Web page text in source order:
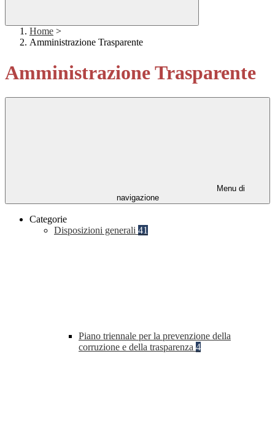
Home >
Amministrazione Trasparente
Amministrazione Trasparente
Menu di
navigazione
Categorie
Disposizioni generali 41
Piano triennale per la prevenzione della
corruzione e della trasparenza 4